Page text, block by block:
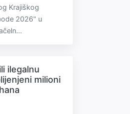
Krajiškog
2026" u
ilegalnu
milioni